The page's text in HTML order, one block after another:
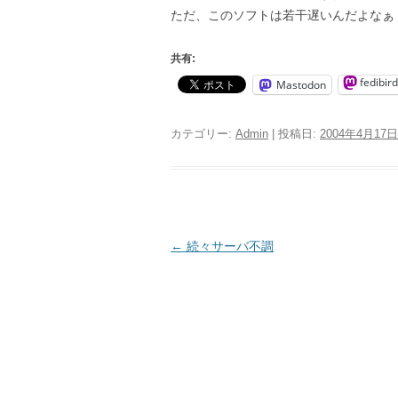
ただ、このソフトは若干遅いんだよなぁ
共有:
Mastodon fedibird
カテゴリー: Admin | 投稿日: 2004年4月17日
投
← 続々サーバ不調